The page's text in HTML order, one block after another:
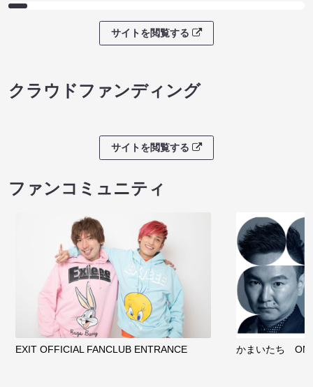
サイトを閲覧する
クラウドファンディング
サイトを閲覧する
ファンコミュニティ
EXIT OFFICIAL FANCLUB ENTRANCE かまいたち